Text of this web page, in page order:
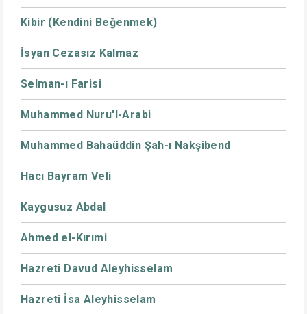
Kibir (Kendini Beğenmek)
İsyan Cezasız Kalmaz
Selman-ı Farisi
Muhammed Nuru'l-Arabi
Muhammed Bahaüddin Şah-ı Nakşibend
Hacı Bayram Veli
Kaygusuz Abdal
Ahmed el-Kırımi
Hazreti Davud Aleyhisselam
Hazreti İsa Aleyhisselam